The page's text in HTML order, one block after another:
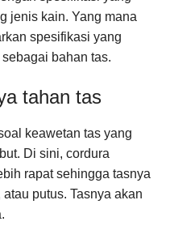
jenis kain. Yang mana
spesifikasi yang
bahan tas.
tahan tas
keawetan tas yang
Di sini, cordura
rapat sehingga tasnya
putus. Tasnya akan